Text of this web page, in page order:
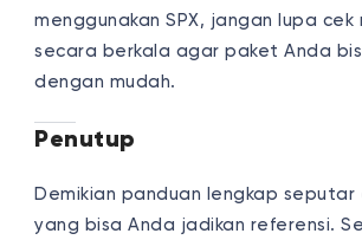
menggunakan SPX, jangan lupa cek
secara berkala agar paket Anda
dengan mudah.
Penutup
Demikian panduan lengkap seputar
yang bisa Anda jadikan referensi.